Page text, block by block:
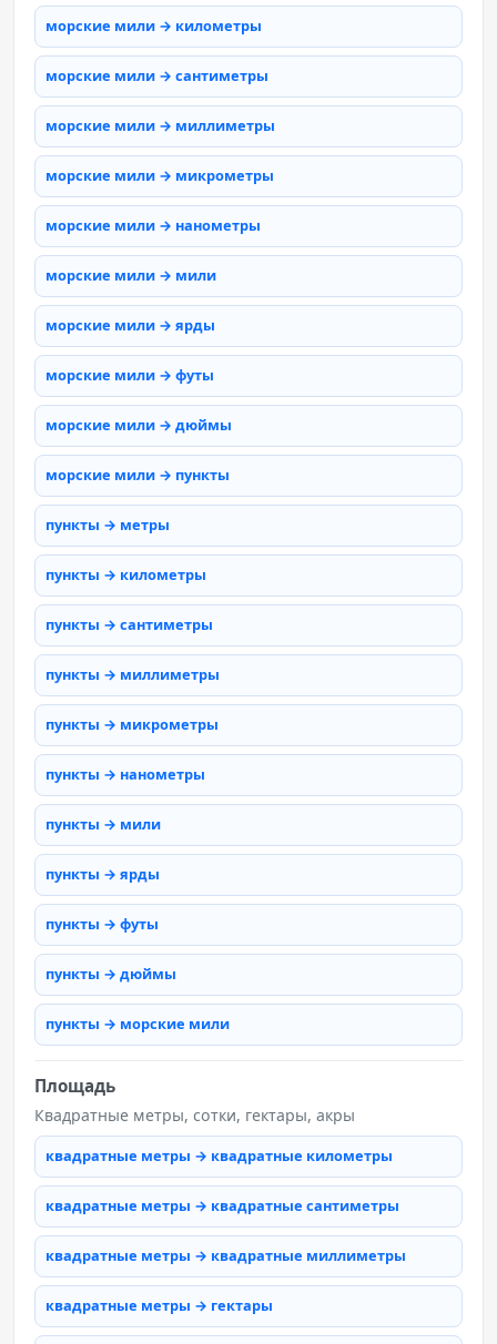
морские мили → километры
морские мили → сантиметры
морские мили → миллиметры
морские мили → микрометры
морские мили → нанометры
морские мили → мили
морские мили → ярды
морские мили → футы
морские мили → дюймы
морские мили → пункты
пункты → метры
пункты → километры
пункты → сантиметры
пункты → миллиметры
пункты → микрометры
пункты → нанометры
пункты → мили
пункты → ярды
пункты → футы
пункты → дюймы
пункты → морские мили
Площадь
Квадратные метры, сотки, гектары, акры
квадратные метры → квадратные километры
квадратные метры → квадратные сантиметры
квадратные метры → квадратные миллиметры
квадратные метры → гектары